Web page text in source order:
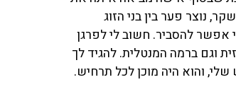
נוצר פער בין בני הזוג
אפשר להסביר. חשוב לי לפרגן
וגם ברמה המנטלית. להגיד לך
והוא היה מוכן לכל תרחיש.